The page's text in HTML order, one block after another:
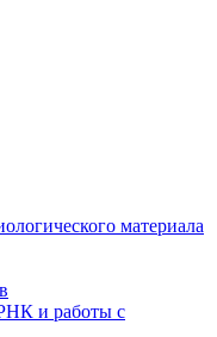
материала
и работы с